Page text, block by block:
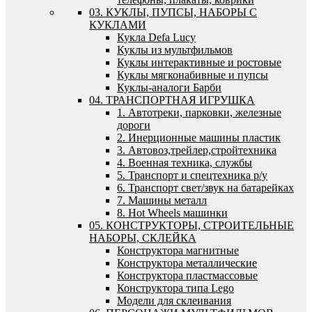
03. КУКЛЫ, ПУПСЫ, НАБОРЫ С
КУКЛАМИ
Кукла Defa Lucy
Куклы из мультфильмов
Куклы интерактивные и ростовые
Куклы мягконабивные и пупсы
Куклы-аналоги Барби
04. ТРАНСПОРТНАЯ ИГРУШКА
1. Автотреки, парковки, железные
дороги
2. Инерционные машины пластик
3. Автовоз,трейлер,стройтехника
4. Военная техника, службы
5. Транспорт и спецтехника р/у
6. Транспорт свет/звук на батарейках
7. Машины металл
8. Hot Wheels машинки
05. КОНСТРУКТОРЫ, СТРОИТЕЛЬНЫЕ
НАБОРЫ, СКЛЕЙКА
Конструктора магнитные
Конструктора металлические
Конструктора пластмассовые
Конструктора типа Lego
Модели для склеивания